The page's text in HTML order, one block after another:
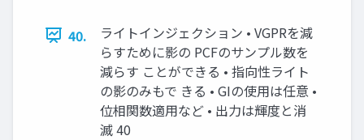
40.
ライトインジェクション • VGPRを減
らすために影の PCFのサンプル数を
減らす ことができる • 指向性ライト
の影のみもで きる • GIの使用は任意 •
位相関数適用など • 出力は輝度と消
滅 40